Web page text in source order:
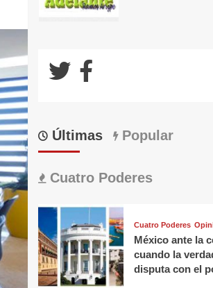
Últimas Popular
Cuatro Poderes
Cuatro Poderes
México ante la
cuando la
disputa con el